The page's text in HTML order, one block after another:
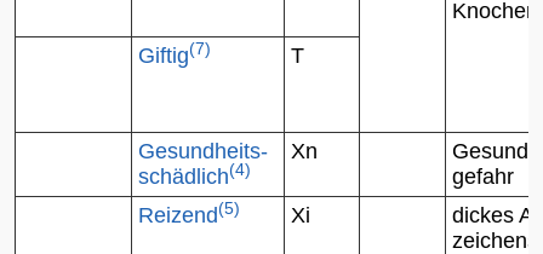
Knochen
Giftig(7) T
Gesundheits-
schädlich(4)
Xn
gefahr
Reizend(5) Xi
dickes